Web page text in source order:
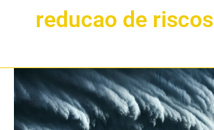
reducao de riscos
Como
revisar
contratos